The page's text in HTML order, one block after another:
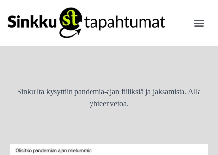
Sinkuilta kysyttiin pandemia-ajan fiiliksiä ja jaksamista. Alla
yhteenvetoa.